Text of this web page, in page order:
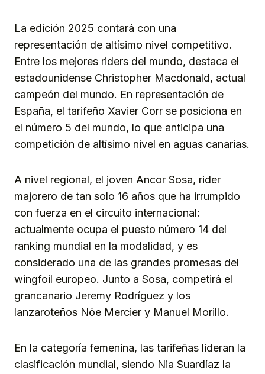
La edición 2025 contará con una
representación de altísimo nivel competitivo.
Entre los mejores riders del mundo, destaca el
estadounidense Christopher Macdonald, actual
campeón del mundo. En representación de
España, el tarifeño Xavier Corr se posiciona en
el número 5 del mundo, lo que anticipa una
competición de altísimo nivel en aguas canarias.
A nivel regional, el joven Ancor Sosa, rider
majorero de tan solo 16 años que ha irrumpido
con fuerza en el circuito internacional:
actualmente ocupa el puesto número 14 del
ranking mundial en la modalidad, y es
considerado una de las grandes promesas del
wingfoil europeo. Junto a Sosa, competirá el
grancanario Jeremy Rodríguez y los
lanzaroteños Nöe Mercier y Manuel Morillo.
En la categoría femenina, las tarifeñas lideran la
clasificación mundial, siendo Nia Suardíaz la